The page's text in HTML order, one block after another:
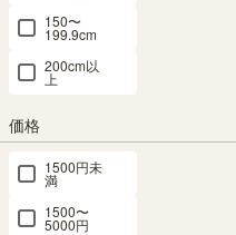
150〜
199.9cm
200cm以
上
価格
1500円未
満
1500〜
5000円